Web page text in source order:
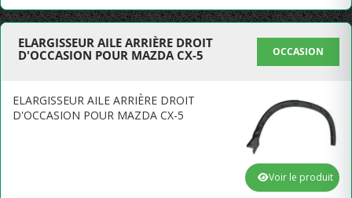
ELARGISSEUR AILE ARRIÈRE DROIT
D'OCCASION POUR MAZDA CX-5
OCCASION
ELARGISSEUR AILE ARRIÈRE DROIT
D'OCCASION POUR MAZDA CX-5
Voir le produit